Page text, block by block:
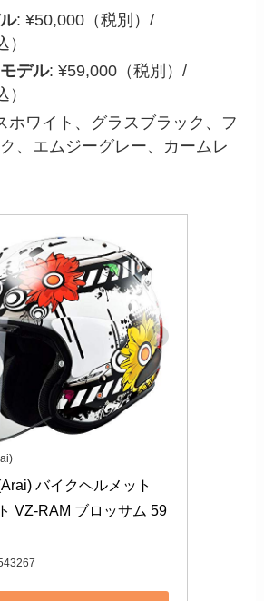
: ¥50,000（税別）/
デル: ¥59,000（税別）/
ホワイト、グラスブラック、フ
、エムジーグレー、カームレ
バイクヘルメット
VZ-RAM ブロッサム 59